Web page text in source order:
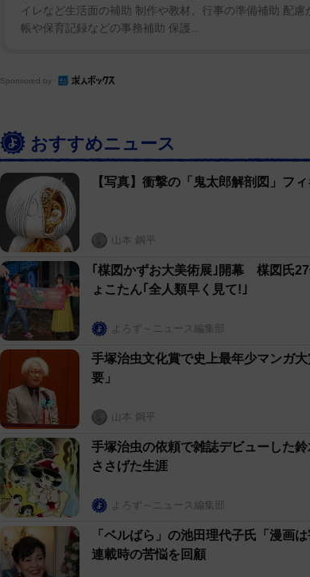
イレなど生活面の補助 制作や教材、行事の準備補助 配
帳や保育記録などの事務補助 保護...
Sponsored by
おすすめニュース
【写真】衝撃の「鬼太郎解剖図」フ
山本 鋼平
｢楳図かずお大美術展｣開幕 楳図氏
ょこたん｢全人類早く見て!｣
よろず～ニュース編集部
手塚治虫文化賞で史上最年少マンガ
要」
山本 鋼平
手塚治虫の依頼で雑誌デビューした
ささげた生涯
よろず～ニュース編集部
「ベルばら」の池田理代子氏「漫画
連載時の苦悩を回顧